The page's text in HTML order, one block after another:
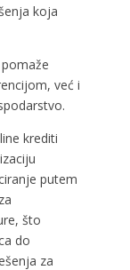
koja
već i
krediti
putem
što
do
za